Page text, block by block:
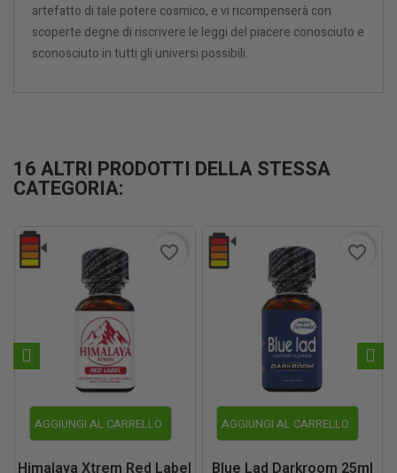
artefatto di tale potere cosmico, e vi ricompenserà con
scoperte degne di riscrivere le leggi del piacere conosciuto e
sconosciuto in tutti gli universi possibili.
16 ALTRI PRODOTTI DELLA STESSA
CATEGORIA:
AGGIUNGI AL CARRELLO
Himalaya Xtrem Red Label
favorite_border
AGGIUNGI AL CARRELLO
Blue Lad Darkroom 25ml
favorite_border